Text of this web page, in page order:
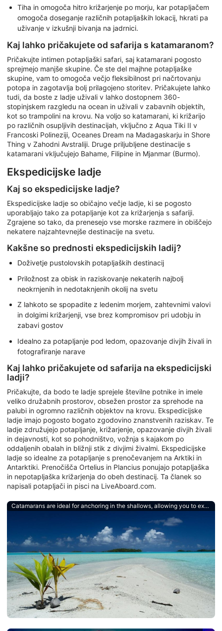
Tiha in omogoča hitro križarjenje po morju, kar potapljačem
omogoča doseganje različnih potapljaških lokacij, hkrati pa
uživanje v izkušnji bivanja na jadrnici.
Kaj lahko pričakujete od safarija s katamaranom?
Pričakujte intimen potapljaški safari, saj katamarani pogosto
sprejmejo manjše skupine. Če ste del majhne potapljaške
skupine, vam to omogoča večjo fleksibilnost pri načrtovanju
potopa in zagotavlja bolj prilagojeno storitev. Pričakujete lahko
tudi, da boste z ladje uživali v lahko dostopnem 360-
stopinjskem razgledu na ocean in uživali v zabavnih objektih,
kot so trampolini na krovu. Na voljo so katamarani, ki križarijo
po različnih osupljivih destinacijah, vključno z Aqua Tiki II v
Francoski Polineziji, Oceanes Dream na Madagaskarju in Shore
Thing v Zahodni Avstraliji. Druge priljubljene destinacije s
katamarani vključujejo Bahame, Filipine in Mjanmar (Burmo).
Ekspedicijske ladje
Kaj so ekspedicijske ladje?
Ekspedicijske ladje so običajno večje ladje, ki se pogosto
uporabljajo tako za potapljanje kot za križarjenja s safariji.
Zgrajene so tako, da prenesejo vse morske razmere in obiščejo
nekatere najzahtevnejše destinacije na svetu.
Kakšne so prednosti ekspedicijskih ladij?
Doživetje pustolovskih potapljaških destinacij
Priložnost za obisk in raziskovanje nekaterih najbolj
neokrnjenih in nedotaknjenih okolij na svetu
Z lahkoto se spopadite z ledenim morjem, zahtevnimi valovi
in dolgimi križarjenji, vse brez kompromisov pri udobju in
zabavi gostov
Idealno za potapljanje pod ledom, opazovanje divjih živali in
fotografiranje narave
Kaj lahko pričakujete od safarija na ekspedicijski
ladji?
Pričakujte, da bodo te ladje sprejele številne potnike in imele
veliko družabnih prostorov, obsežen prostor za sprehode na
palubi in ogromno različnih objektov na krovu. Ekspedicijske
ladje imajo pogosto bogato zgodovino znanstvenih raziskav. Te
ladje združujejo potapljanje, križarjenje, opazovanje divjih živali
in dejavnosti, kot so pohodništvo, vožnja s kajakom po
oddaljenih obalah in bližnji stik z divjimi živalmi. Ekspedicijske
ladje so idealne za potapljanje s prenočevanjem na Arktiki in
Antarktiki. Prenočišča Ortelius in Plancius ponujajo potapljaška
in nepotapljaška križarjenja do obeh destinacij. Ta članek so
napisali potapljači in pisci na LiveAboard.com.
Catamarans are ideal for anchoring in the shallows, allowing you to explore untouched islands and atolls